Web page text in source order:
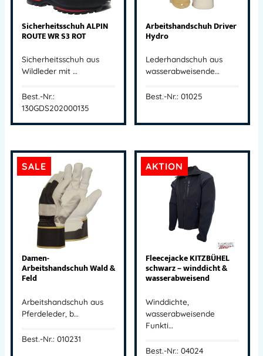
Sicherheitsschuh ALPIN
ROUTE WR S3 ROT
Sicherheitsschuh aus
Wildleder mit …
Best.-Nr.:
130GDS202000135
Arbeitshandschuh Driver
Hydro
Lederhandschuh aus
wasserabweisende…
Best.-Nr.: 01025
SALE
Damen-
Arbeitshandschuh Wald &
Feld
Arbeitshandschuh aus
Pferdeleder, b…
Best.-Nr.: 010231
AKTION
Fleecejacke KITZBÜHEL
schwarz – winddicht &
wasserabweisend
Winddichte,
wasserabweisende
Funkti…
Best.-Nr.: 04024